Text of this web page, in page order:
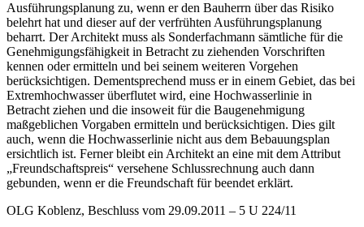
Ausführungsplanung zu, wenn er den Bauherrn über das Risiko
belehrt hat und dieser auf der verfrühten Ausführungsplanung
beharrt. Der Architekt muss als Sonderfachmann sämtliche für die
Genehmigungsfähigkeit in Betracht zu ziehenden Vorschriften
kennen oder ermitteln und bei seinem weiteren Vorgehen
berücksichtigen. Dementsprechend muss er in einem Gebiet, das bei
Extremhochwasser überflutet wird, eine Hochwasserlinie in
Betracht ziehen und die insoweit für die Baugenehmigung
maßgeblichen Vorgaben ermitteln und berücksichtigen. Dies gilt
auch, wenn die Hochwasserlinie nicht aus dem Bebauungsplan
ersichtlich ist. Ferner bleibt ein Architekt an eine mit dem Attribut
„Freundschaftspreis“ versehene Schlussrechnung auch dann
gebunden, wenn er die Freundschaft für beendet erklärt.
OLG Koblenz, Beschluss vom 29.09.2011 – 5 U 224/11